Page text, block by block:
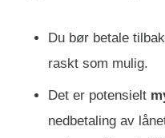
Du bør betale
raskt som mulig.
Det er potensielt
nedbetaling av